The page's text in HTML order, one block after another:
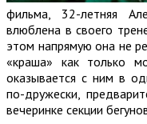
фильма, 32-летняя
влюблена в своего
этом напрямую она не
«краша» как только
оказывается с ним в
по-дружески,
вечеринке секции